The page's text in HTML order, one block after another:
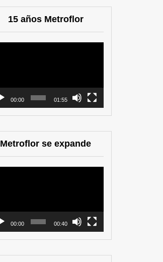
15 años Metroflor
00:00 01:55
Metroflor se expande
00:00 00:40